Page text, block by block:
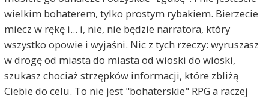
wielkim bohaterem, tylko prostym rybakiem. Bierzecie
miecz w rękę i... i, nie, nie będzie narratora, który
wszystko opowie i wyjaśni. Nic z tych rzeczy: wyruszasz
w drogę od miasta do miasta od wioski do wioski,
szukasz chociaż strzępków informacji, które zbliżą
Ciebie do celu. To nie jest "bohaterskie" RPG a raczej